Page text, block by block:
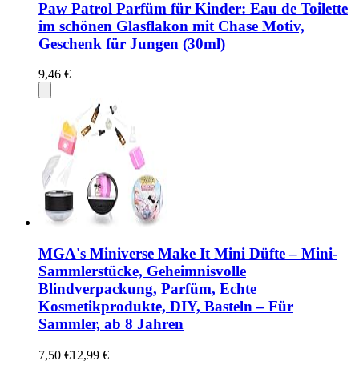
Paw Patrol Parfüm für Kinder: Eau de Toilette
im schönen Glasflakon mit Chase Motiv,
Geschenk für Jungen (30ml)
9,46 €
MGA's Miniverse Make It Mini Düfte – Mini-
Sammlerstücke, Geheimnisvolle
Blindverpackung, Parfüm, Echte
Kosmetikprodukte, DIY, Basteln – Für
Sammler, ab 8 Jahren
7,50 €12,99 €